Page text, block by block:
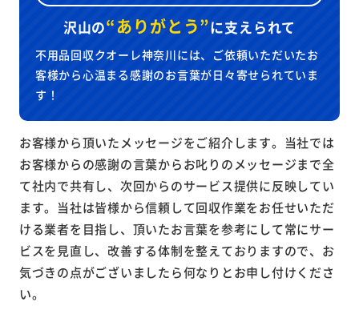
沢山の“ありがとう”に支えられて
不用品回収クオーレ神奈川には、ご依頼いただいたお
客様から心温まる感謝のお言葉が日々寄せられていま
す！
お客様から頂いたメッセージをご紹介します。当社では
お客様からの感謝の言葉からお叱りのメッセージまで全
て社内で共有し、次回からのサービス提供に反映してい
ます。当社は皆様から信頼して回収作業をお任せいただ
ける業者を目指し、頂いたお言葉を参考にして常にサー
ビスを見直し、改善する体制を整えておりますので、お
気づきの点がございましたら何なりとお申し付けくださ
い。